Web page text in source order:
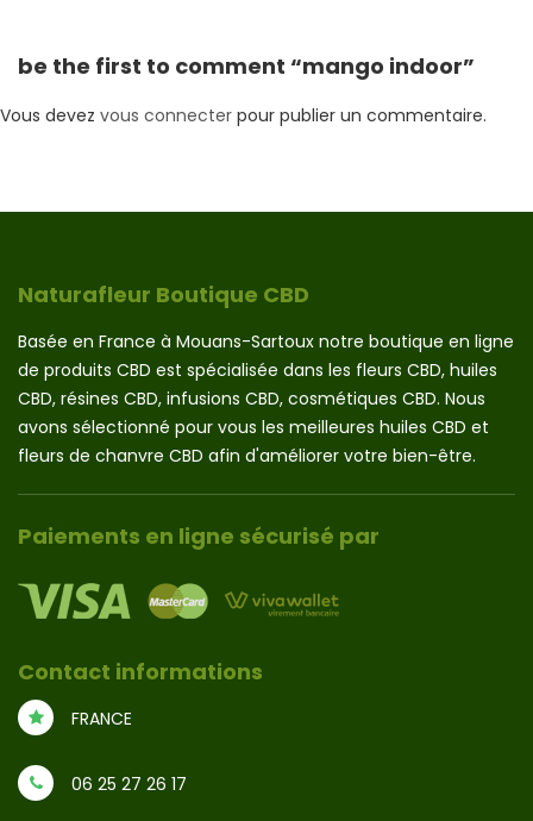
be the first to comment “mango indoor”
Vous devez vous connecter pour publier un commentaire.
Naturafleur Boutique CBD
Basée en France à Mouans-Sartoux notre boutique en ligne
de produits CBD est spécialisée dans les fleurs CBD, huiles
CBD, résines CBD, infusions CBD, cosmétiques CBD. Nous
avons sélectionné pour vous les meilleures huiles CBD et
fleurs de chanvre CBD afin d'améliorer votre bien-être.
Paiements en ligne sécurisé par
Contact informations
FRANCE
06 25 27 26 17